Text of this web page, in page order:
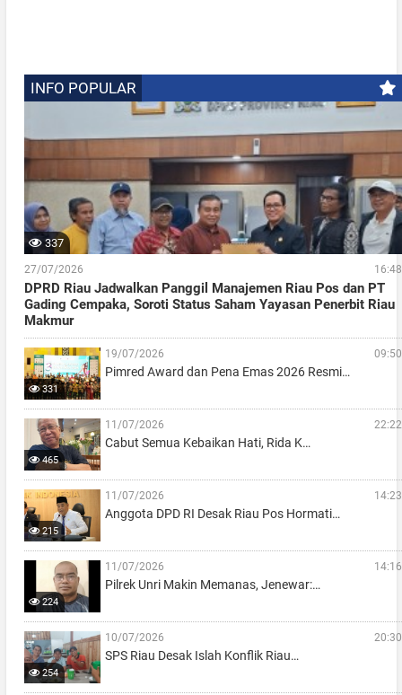
INFO POPULAR
337
27/07/2026 16:48
DPRD Riau Jadwalkan Panggil Manajemen Riau Pos dan PT
Gading Cempaka, Soroti Status Saham Yayasan Penerbit Riau
Makmur
331
19/07/2026 09:50
Pimred Award dan Pena Emas 2026 Resmi…
465
11/07/2026 22:22
Cabut Semua Kebaikan Hati, Rida K…
215
11/07/2026 14:23
Anggota DPD RI Desak Riau Pos Hormati…
224
11/07/2026 14:16
Pilrek Unri Makin Memanas, Jenewar:…
254
10/07/2026 20:30
SPS Riau Desak Islah Konflik Riau…